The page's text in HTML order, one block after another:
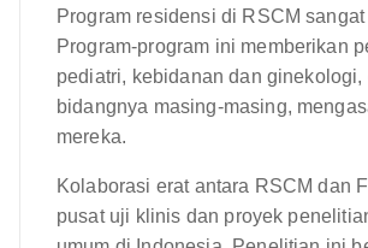
Program residensi di RSCM
Program-program ini memberikan
pediatri, kebidanan dan
bidangnya masing-masing,
mereka.
Kolaborasi erat antara RSCM dan
pusat uji klinis dan proyek